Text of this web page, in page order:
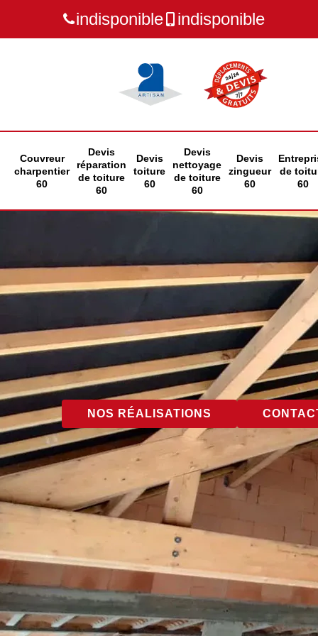
indisponible indisponible
Couvreur
charpentier
60
Devis
réparation
de toiture
60
Devis
toiture
60
Devis
nettoyage
de toiture
60
Devis
zingueur
60
de
60
NOS RÉALISATIONS